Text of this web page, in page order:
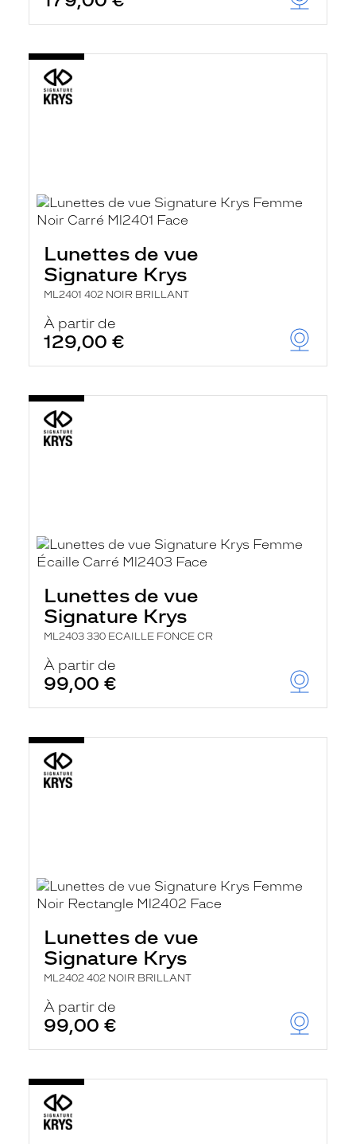
Lunettes de vue
Signature Krys
ML2401 402 NOIR BRILLANT
À partir de
129,00 €
Lunettes de vue
Signature Krys
ML2403 330 ECAILLE FONCE CR
À partir de
99,00 €
Lunettes de vue
Signature Krys
ML2402 402 NOIR BRILLANT
À partir de
99,00 €